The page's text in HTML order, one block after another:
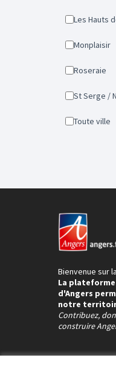
Les Hauts
Monplaisir
Roseraie
St Serge /
Toute ville
Bienvenue sur
La
d'Angers
notre
Contribuez,
construire